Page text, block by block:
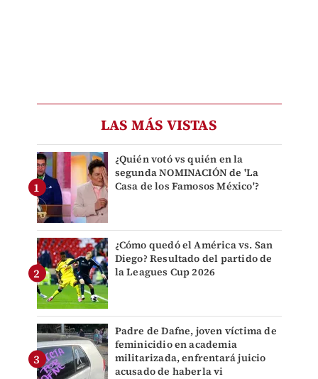
LAS MÁS VISTAS
¿Quién votó vs quién en la
segunda NOMINACIÓN de 'La
Casa de los Famosos México'?
¿Cómo quedó el América vs. San
Diego? Resultado del partido de
la Leagues Cup 2026
Padre de Dafne, joven víctima de
feminicidio en academia
militarizada, enfrentará juicio
acusado de haberla vi